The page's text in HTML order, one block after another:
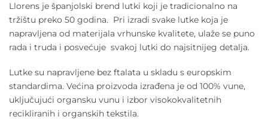
Llorens je španjolski brend lutki koji je tradicionalno na
tržištu preko 50 godina. Pri izradi svake lutke koja je
napravljena od materijala vrhunske kvalitete, ulaže se puno
rada i truda i posvećuje svakoj lutki do najsitnijeg detalja.
Lutke su napravljene bez ftalata u skladu s europskim
standardima. Većina proizvoda izrađena je od 100% vune,
uključujući organsku vunu i izbor visokokvalitetnih
recikliranih i organskih tekstila.